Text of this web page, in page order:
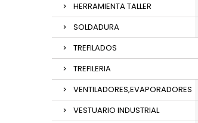
HERRAMIENTA TALLER
SOLDADURA
TREFILADOS
TREFILERIA
VENTILADORES,EVAPORADORES
VESTUARIO INDUSTRIAL